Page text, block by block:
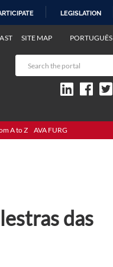
LEGISLATION
PORTUGUÊS
SITE MAP
A to Z AVA FURG
das